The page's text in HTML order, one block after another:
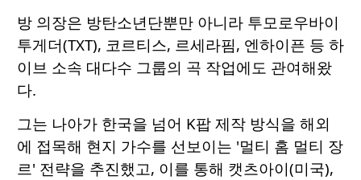
방 의장은 방탄소년단뿐만 아니라 투모로우바이
투게더(TXT), 코르티스, 르세라핌, 엔하이픈 등 하
이브 소속 대다수 그룹의 곡 작업에도 관여해왔
다.
그는 나아가 한국을 넘어 K팝 제작 방식을 해외
에 접목해 현지 가수를 선보이는 '멀티 홈 멀티 장
르' 전략을 추진했고, 이를 통해 캣츠아이(미국),